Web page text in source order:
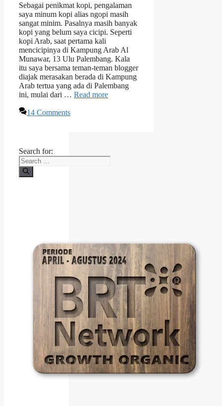
Sebagai penikmat kopi, pengalaman
saya minum kopi alias ngopi masih
sangat minim. Pasalnya masih banyak
kopi yang belum saya cicipi. Seperti
kopi Arab, saat pertama kali
mencicipinya di Kampung Arab Al
Munawar, 13 Ulu Palembang. Kala
itu saya bersama teman-teman blogger
diajak merasakan berada di Kampung
Arab tertua yang ada di Palembang
ini, mulai dari … Read more
14 Comments
Search for: